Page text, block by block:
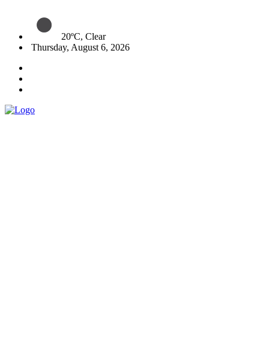
20ºC, Clear
Thursday, August 6, 2026